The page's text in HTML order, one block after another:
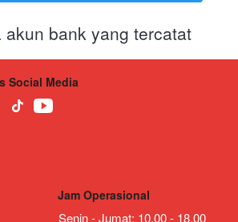
akun bank yang tercatat
Social Media
Jam Operasional
Senin - Jumat: 10.00 - 18.00